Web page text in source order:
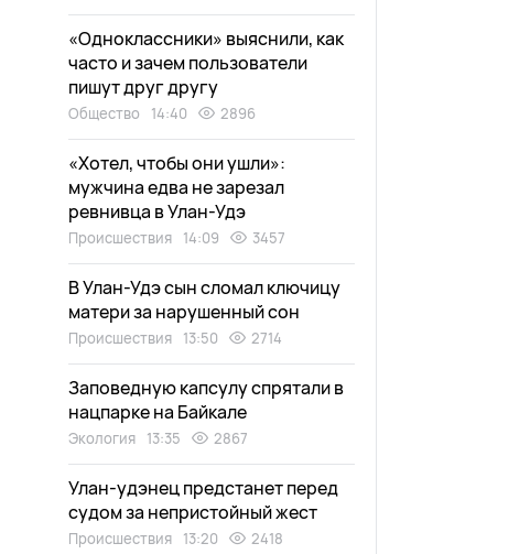
«Одноклассники» выяснили, как
часто и зачем пользователи
пишут друг другу
Общество 14:40 2896
«Хотел, чтобы они ушли»:
мужчина едва не зарезал
ревнивца в Улан-Удэ
Происшествия 14:09 3457
В Улан-Удэ сын сломал ключицу
матери за нарушенный сон
Происшествия 13:50 2714
Заповедную капсулу спрятали в
нацпарке на Байкале
Экология 13:35 2867
Улан-удэнец предстанет перед
судом за непристойный жест
Происшествия 13:20 2418